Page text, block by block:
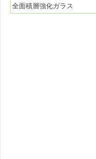
全面積層強化ガラス